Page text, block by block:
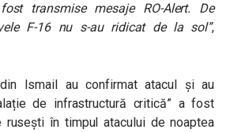
transmise mesaje RO-Alert. De
F-16 nu s-au ridicat de la sol”,
Ismail au confirmat atacul și au
de infrastructură critică” a fost
rusești în timpul atacului de noaptea